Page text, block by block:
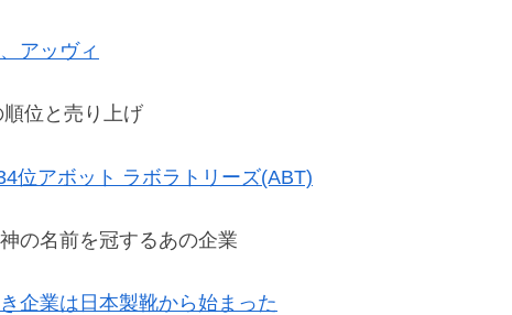
アッヴィ
位と売り上げ
位アボット ラボラトリーズ(ABT)
の名前を冠するあの企業
企業は日本製靴から始まった